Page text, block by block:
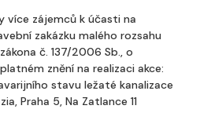
více zájemců k účasti na
zakázku malého rozsahu
č. 137/2006 Sb., o
znění na realizaci akce:
stavu ležaté kanalizace
Praha 5, Na Zatlance 11